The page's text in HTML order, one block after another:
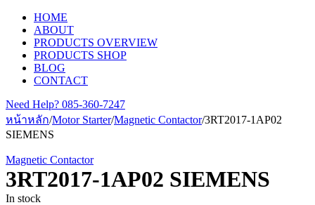
HOME
ABOUT
PRODUCTS OVERVIEW
PRODUCTS SHOP
BLOG
CONTACT
Need Help? 085-360-7247
หน้าหลัก/Motor Starter/Magnetic Contactor/3RT2017-1AP02
SIEMENS
Magnetic Contactor
3RT2017-1AP02 SIEMENS
In stock